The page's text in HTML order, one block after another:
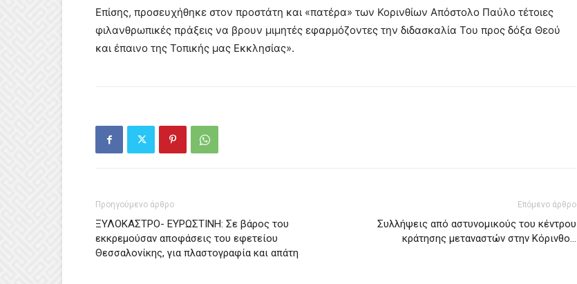
Επίσης, προσευχήθηκε στον προστάτη και «πατέρα» των Κορινθίων Απόστολο Παύλο τέτοιες
φιλανθρωπικές πράξεις να βρουν μιμητές εφαρμόζοντες την διδασκαλία Του προς δόξα Θεού
και έπαινο της Τοπικής μας Εκκλησίας».
Προηγούμενο άρθρο
ΞΥΛΟΚΑΣΤΡΟ- ΕΥΡΩΣΤΙΝΗ: Σε βάρος του
εκκρεμούσαν αποφάσεις του εφετείου
Θεσσαλονίκης, για πλαστογραφία και απάτη
Επόμενο άρθρο
Συλλήψεις από αστυνομικούς του κέντρου
κράτησης μεταναστών στην Κόρινθο…